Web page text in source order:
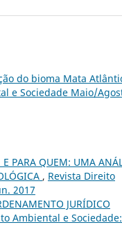
do bioma Mata
e Sociedade Maio/
PARA QUEM: UMA
, Revista Direito
2017
JURÍDICO
Ambiental e